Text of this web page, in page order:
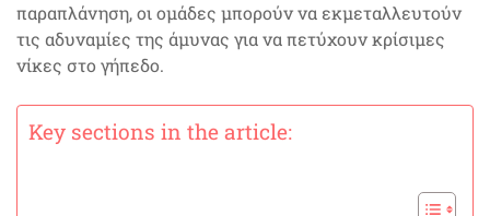
παραπλάνηση, οι ομάδες μπορούν να εκμεταλλευτούν
τις αδυναμίες της άμυνας για να πετύχουν κρίσιμες
νίκες στο γήπεδο.
Key sections in the article: